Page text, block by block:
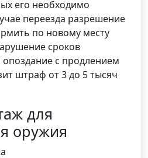
его необходимо
переезда разрешение
по новому месту
сроков
опоздание с продлением
штраф от 3 до 5 тысяч
для
оружия